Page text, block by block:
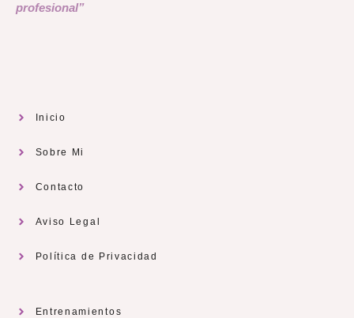
profesional”
Inicio
Sobre Mi
Contacto
Aviso Legal
Política de Privacidad
Entrenamientos